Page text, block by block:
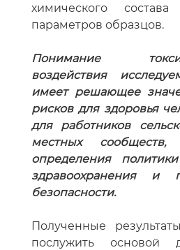
химического
параметров образцов.
Понимание
воздействия
имеет решающее
рисков для здоровья
для работников
местных
определения
здравоохранения и
безопасности.
Полученные
послужить основой